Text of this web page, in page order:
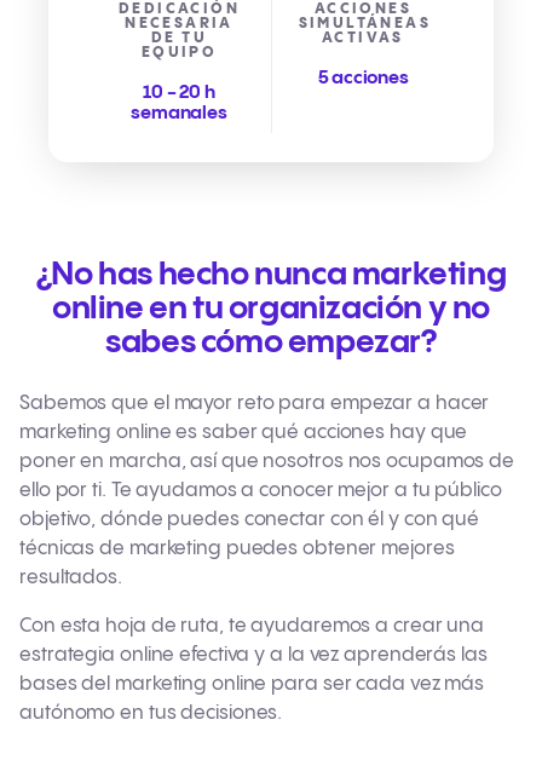
DEDICACIÓN
NECESARIA
DE TU
EQUIPO
10 - 20 h
semanales
ACCIONES
SIMULTÁNEAS
ACTIVAS
5 acciones
¿No has hecho nunca marketing
online en tu organización y no
sabes cómo empezar?
Sabemos que el mayor reto para empezar a hacer
marketing online es saber qué acciones hay que
poner en marcha, así que nosotros nos ocupamos de
ello por ti. Te ayudamos a conocer mejor a tu público
objetivo, dónde puedes conectar con él y con qué
técnicas de marketing puedes obtener mejores
resultados.
Con esta hoja de ruta, te ayudaremos a crear una
estrategia online efectiva y a la vez aprenderás las
bases del marketing online para ser cada vez más
autónomo en tus decisiones.